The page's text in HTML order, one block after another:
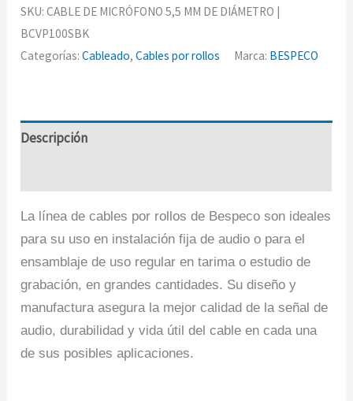
SKU:CABLE DE MICRÓFONO 5,5 MM DE DIÁMETRO |
BCVP100SBK
Categorías:Cableado,Cables por rollos Marca: BESPECO
Descripción
La línea de cables por rollos de Bespeco son ideales
para su uso en instalación fija de audio o para el
ensamblaje de uso regular en tarima o estudio de
grabación, en grandes cantidades. Su diseño y
manufactura asegura la mejor calidad de la señal de
audio, durabilidad y vida útil del cable en cada una
de sus posibles aplicaciones.